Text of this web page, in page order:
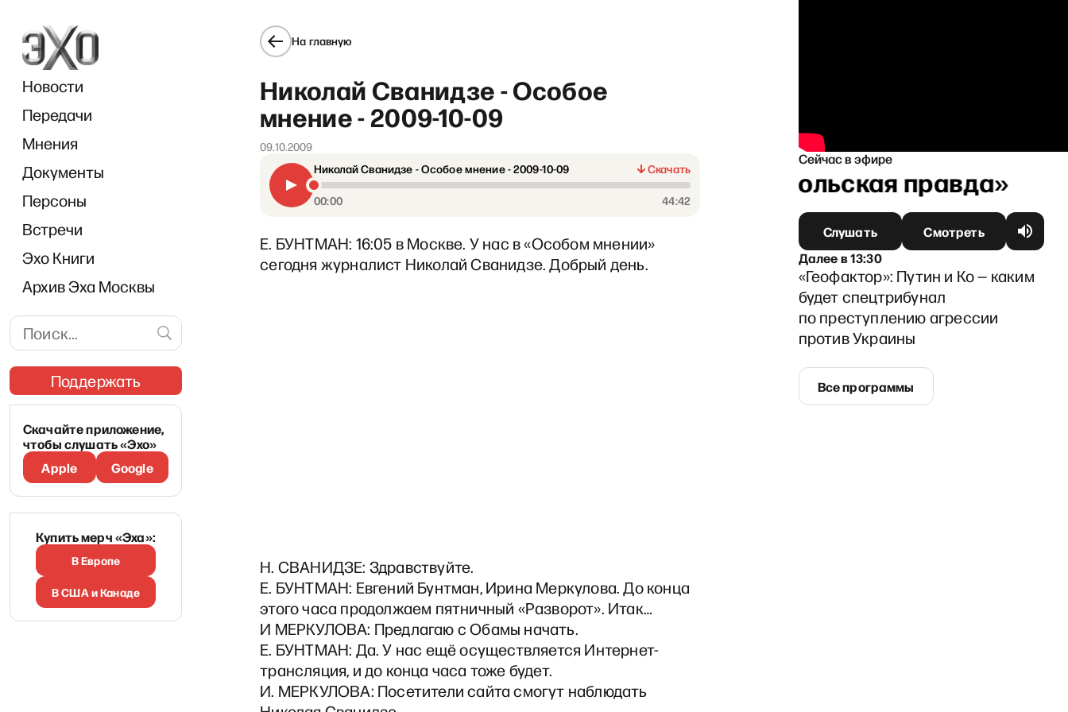
Новости
Передачи
Мнения
Документы
Персоны
Встречи
Эхо Книги
Архив Эха Москвы
Поддержать
Скачайте приложение,
чтобы слушать «Эхо»
Apple
Google
Купить мерч «Эха»:
В Европе
В США и Канаде
На главную
Николай Сванидзе - Особое
мнение - 2009-10-09
09.10.2009
Николай Сванидзе - Особое мнение - 2009-10-09
Скачать
00:00 44:42
Е. БУНТМАН: 16:05 в Москве. У нас в «Особом мнении»
сегодня журналист Николай Сванидзе. Добрый день.
Н. СВАНИДЗЕ: Здравствуйте.
Е. БУНТМАН: Евгений Бунтман, Ирина Меркулова. До конца
этого часа продолжаем пятничный «Разворот». Итак…
И МЕРКУЛОВА: Предлагаю с Обамы начать.
Е. БУНТМАН: Да. У нас ещё осуществляется Интернет-
трансляция, и до конца часа тоже будет.
И. МЕРКУЛОВА: Посетители сайта смогут наблюдать
Сейчас в эфире
«Ганапольская правда»
Слушать
Смотреть
Далеев13:30
«Геофактор»: Путин и Ко — каким
будет спецтрибунал
по преступлению агрессии
против Украины
Все программы